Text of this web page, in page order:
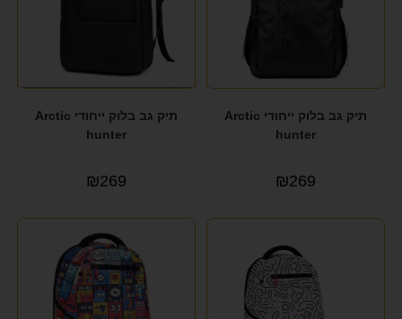
תיק גב בלוק ייחודי Arctic
hunter
₪269
תיק גב בלוק ייחודי Arctic
hunter
₪269